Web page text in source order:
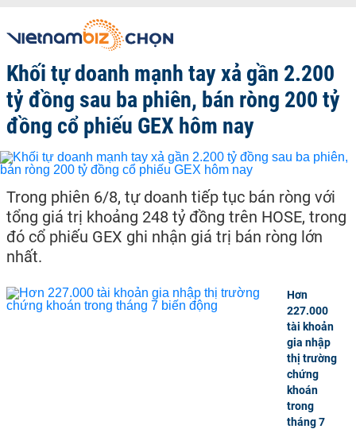
Khối tự doanh mạnh tay xả gần 2.200
tỷ đồng sau ba phiên, bán ròng 200 tỷ
đồng cổ phiếu GEX hôm nay
Trong phiên 6/8, tự doanh tiếp tục bán ròng với
tổng giá trị khoảng 248 tỷ đồng trên HOSE, trong
đó cổ phiếu GEX ghi nhận giá trị bán ròng lớn
nhất.
Hơn
227.000
tài khoản
gia nhập
thị trường
chứng
khoán
trong
tháng 7